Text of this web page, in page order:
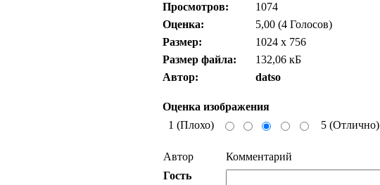
Просмотров:
1074
Оценка:
5,00 (4 Голосов)
Размер:
1024 x 756
Размер файла:
132,06 кБ
Автор:
datso
Оценка изображения
1 (Плохо)
5 (Отлично)
Автор
Комментарий
Гость